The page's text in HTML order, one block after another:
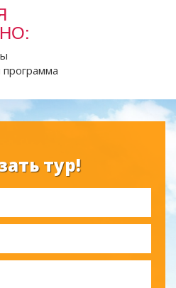
программа
тур!